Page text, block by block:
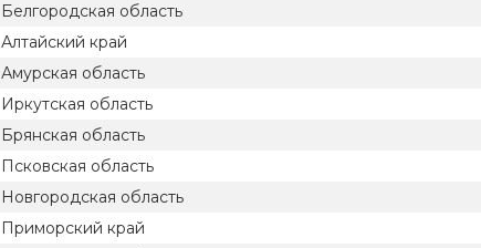
Белгородская область
Алтайский край
Амурская область
Иркутская область
Брянская область
Псковская область
Новгородская область
Приморский край